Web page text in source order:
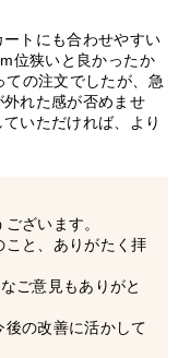
トにも合わせやすい
位狭いと良かったか
の注文でしたが、急
れた感が否めませ
いただければ、より
ざいます。
こと、ありがたく拝
ご意見もありがと
の改善に活かして